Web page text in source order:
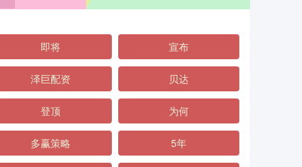
即将 宣布
泽巨配资 贝达
登顶 为何
多赢策略 5年